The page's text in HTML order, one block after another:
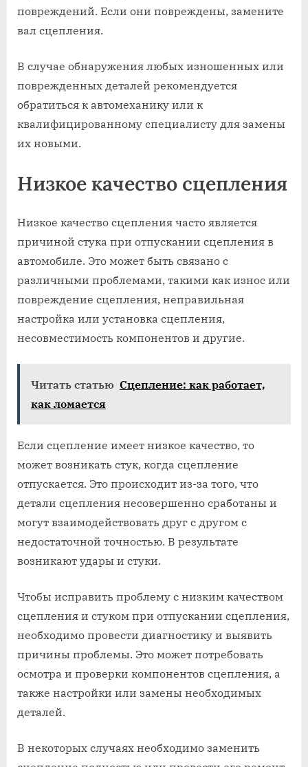
повреждений. Если они повреждены, замените
вал сцепления.
В случае обнаружения любых изношенных или
поврежденных деталей рекомендуется
обратиться к автомеханику или к
квалифицированному специалисту для замены
их новыми.
Низкое качество сцепления
Низкое качество сцепления часто является
причиной стука при отпускании сцепления в
автомобиле. Это может быть связано с
различными проблемами, такими как износ или
повреждение сцепления, неправильная
настройка или установка сцепления,
несовместимость компонентов и другие.
Читать статью Сцепление: как работает,
как ломается
Если сцепление имеет низкое качество, то
может возникать стук, когда сцепление
отпускается. Это происходит из-за того, что
детали сцепления несовершенно сработаны и
могут взаимодействовать друг с другом с
недостаточной точностью. В результате
возникают удары и стуки.
Чтобы исправить проблему с низким качеством
сцепления и стуком при отпускании сцепления,
необходимо провести диагностику и выявить
причины проблемы. Это может потребовать
осмотра и проверки компонентов сцепления, а
также настройки или замены необходимых
деталей.
В некоторых случаях необходимо заменить